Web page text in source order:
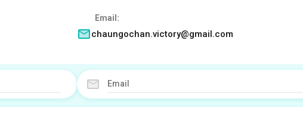
Email:
chaungochan.victory@gmail.com